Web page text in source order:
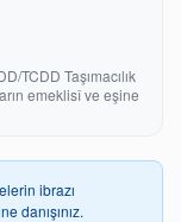
TCDD Taşımacılık
emeklisî ve eşine
ibrazı
danışınız.